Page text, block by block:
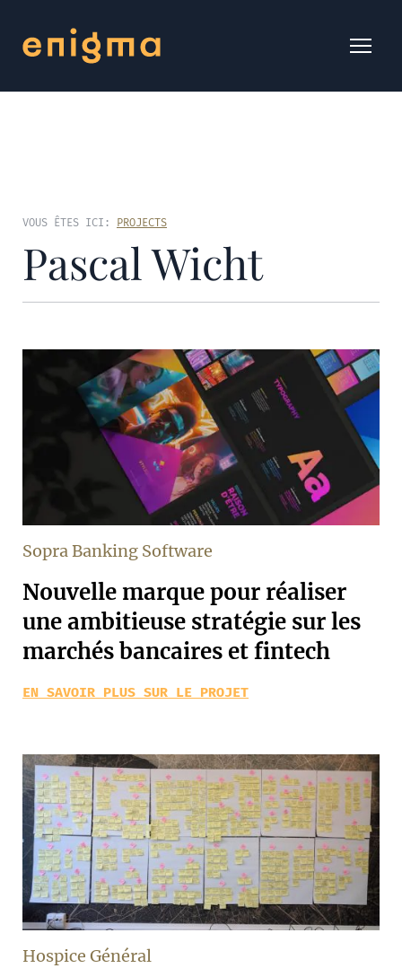
VOUS ÊTES ICI: PROJECTS
Pascal Wicht
Sopra Banking Software
Nouvelle marque pour réaliser
une ambitieuse stratégie sur les
marchés bancaires et fintech
EN SAVOIR PLUS SUR LE PROJET
Hospice Général